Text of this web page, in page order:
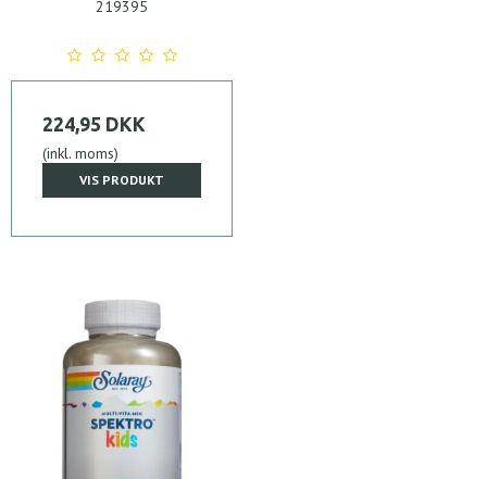
219395
224,95 DKK
(inkl. moms)
VIS PRODUKT